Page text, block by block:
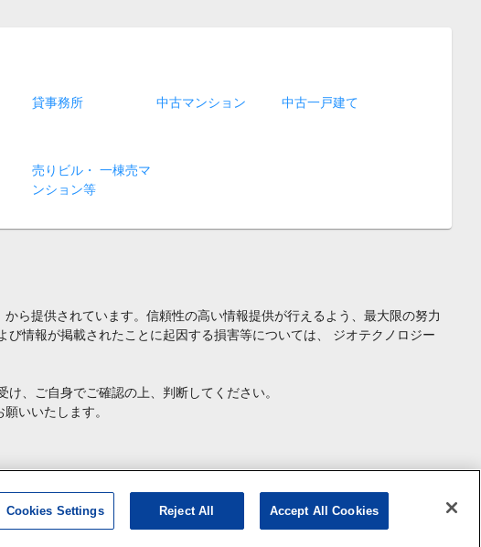
貸事務所 中古マンション 中古一戸建て
売りビル・ 一棟売マ
ンション等
ら提供されています。信頼性の高い情報提供が行えるよう、最大限の努力
情報が掲載されたことに起因する損害等については、 ジオテクノロジー
、ご自身でご確認の上、判断してください。
願いいたします。
Cookies Settings Reject All Accept All Cookies